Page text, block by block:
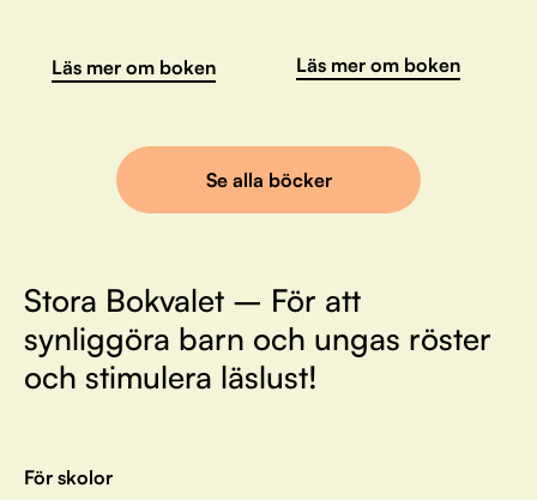
Läs mer om boken Läs mer om boken
Se alla böcker
Stora Bokvalet – För att
synliggöra barn och ungas röster
och stimulera läslust!
För skolor